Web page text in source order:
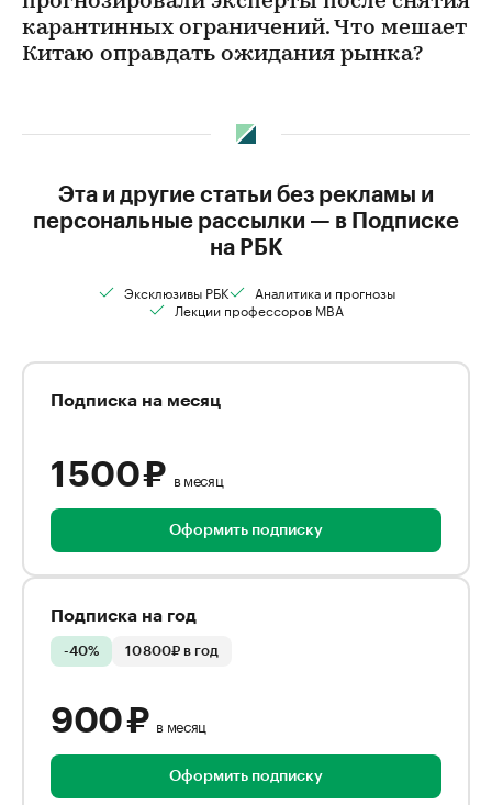
карантинных ограничений. Что мешает
Китаю оправдать ожидания рынка?
Эта и другие статьи без рекламы и
персональные рассылки — в Подписке
на РБК
Эксклюзивы РБК
Аналитика и прогнозы
Лекции профессоров MBA
Подписка на месяц
1 500 ₽ в месяц
Оформить подписку
Подписка на год
-40% 10 800₽ в год
900 ₽ в месяц
Оформить подписку